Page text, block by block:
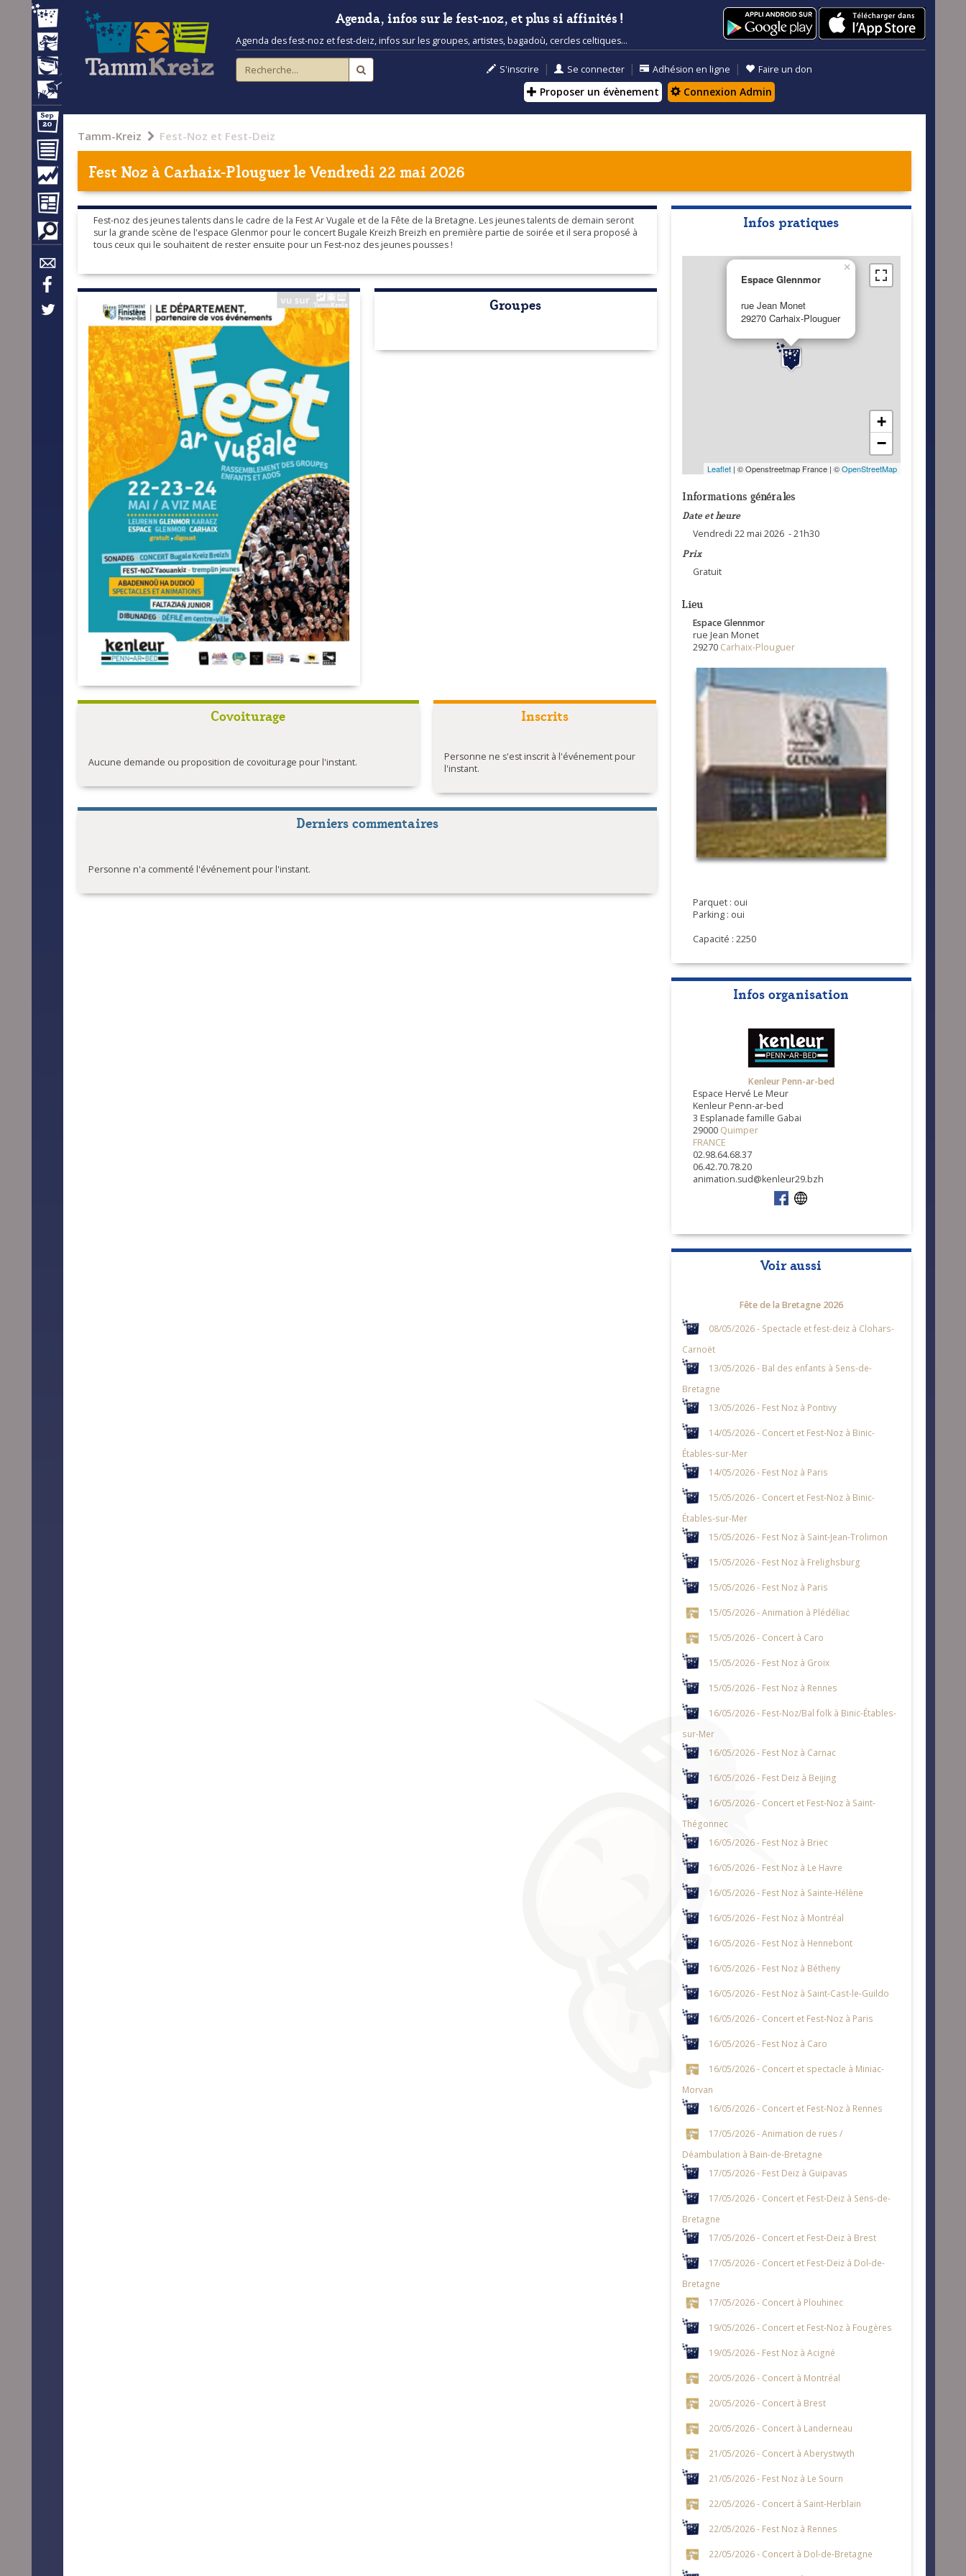
Agenda, infos sur le fest-noz, et plus si affinités !
Agenda des fest-noz et fest-deiz, infos sur les groupes, artistes, bagadoù, cercles celtiques...
S'inscrire | Se connecter | Adhésion en ligne | Faire un don
Proposer un évènement Connexion Admin
Tamm-Kreiz Fest-Noz et Fest-Deiz
Fest Noz àCarhaix-Plouguerle Vendredi 22 mai 2026
Fest-noz des jeunes talents dans le cadre de la Fest Ar Vugale et de la Fête de la Bretagne. Les jeunes talents de demain seront
sur la grande scène de l'espace Glenmor pour le concert Bugale Kreizh Breizh en première partie de soirée et il sera proposé à
tous ceux qui le souhaitent de rester ensuite pour un Fest-noz des jeunes pousses !
Groupes
Covoiturage
Aucune demande ou proposition de covoiturage pour l'instant.
Inscrits
Personne ne s'est inscrit à l'événement pour
l'instant.
Derniers commentaires
Personne n'a commenté l'événement pour l'instant.
Infos pratiques
Espace Glennmor
rue Jean Monet
29270 Carhaix-Plouguer
×
+
−
Leaflet| © Openstreetmap France | ©OpenStreetMap
Informations générales
Date et heure
Vendredi 22 mai 2026 - 21h30
Prix
Gratuit
Lieu
Espace Glennmor
rue Jean Monet
29270 Carhaix-Plouguer
Parquet : oui
Parking : oui
Capacité : 2250
Infos organisation
Kenleur Penn-ar-bed
Espace Hervé Le Meur
Kenleur Penn-ar-bed
3 Esplanade famille Gabai
29000 Quimper
FRANCE
02.98.64.68.37
06.42.70.78.20
animation.sud@kenleur29.bzh
Voir aussi
Fête de la Bretagne 2026
08/05/2026 - Spectacle et fest-deiz à Clohars-
Carnoët
13/05/2026 - Bal des enfants à Sens-de-
Bretagne
13/05/2026 - Fest Noz à Pontivy
14/05/2026 - Concert et Fest-Noz à Binic-
Étables-sur-Mer
14/05/2026 - Fest Noz à Paris
15/05/2026 - Concert et Fest-Noz à Binic-
Étables-sur-Mer
15/05/2026 - Fest Noz à Saint-Jean-Trolimon
15/05/2026 - Fest Noz à Frelighsburg
15/05/2026 - Fest Noz à Paris
15/05/2026 - Animation à Plédéliac
15/05/2026 - Concert à Caro
15/05/2026 - Fest Noz à Groix
15/05/2026 - Fest Noz à Rennes
16/05/2026 - Fest-Noz/Bal folk à Binic-Étables-
sur-Mer
16/05/2026 - Fest Noz à Carnac
16/05/2026 - Fest Deiz à Beijing
16/05/2026 - Concert et Fest-Noz à Saint-
Thégonnec
16/05/2026 - Fest Noz à Briec
16/05/2026 - Fest Noz à Le Havre
16/05/2026 - Fest Noz à Sainte-Hélène
16/05/2026 - Fest Noz à Montréal
16/05/2026 - Fest Noz à Hennebont
16/05/2026 - Fest Noz à Bétheny
16/05/2026 - Fest Noz à Saint-Cast-le-Guildo
16/05/2026 - Concert et Fest-Noz à Paris
16/05/2026 - Fest Noz à Caro
16/05/2026 - Concert et spectacle à Miniac-
Morvan
16/05/2026 - Concert et Fest-Noz à Rennes
17/05/2026 - Animation de rues /
Déambulation à Bain-de-Bretagne
17/05/2026 - Fest Deiz à Guipavas
17/05/2026 - Concert et Fest-Deiz à Sens-de-
Bretagne
17/05/2026 - Concert et Fest-Deiz à Brest
17/05/2026 - Concert et Fest-Deiz à Dol-de-
Bretagne
17/05/2026 - Concert à Plouhinec
19/05/2026 - Concert et Fest-Noz à Fougères
19/05/2026 - Fest Noz à Acigné
20/05/2026 - Concert à Montréal
20/05/2026 - Concert à Brest
20/05/2026 - Concert à Landerneau
21/05/2026 - Concert à Aberystwyth
21/05/2026 - Fest Noz à Le Sourn
22/05/2026 - Concert à Saint-Herblain
22/05/2026 - Fest Noz à Rennes
22/05/2026 - Concert à Dol-de-Bretagne